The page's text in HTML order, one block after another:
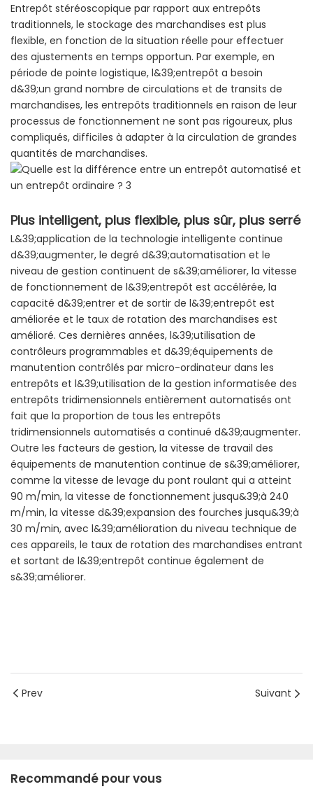
Entrepôt stéréoscopique par rapport aux entrepôts
traditionnels, le stockage des marchandises est plus
flexible, en fonction de la situation réelle pour effectuer
des ajustements en temps opportun. Par exemple, en
période de pointe logistique, l&39;entrepôt a besoin
d&39;un grand nombre de circulations et de transits de
marchandises, les entrepôts traditionnels en raison de leur
processus de fonctionnement ne sont pas rigoureux, plus
compliqués, difficiles à adapter à la circulation de grandes
quantités de marchandises.
Plus intelligent, plus flexible, plus sûr, plus serré
L&39;application de la technologie intelligente continue
d&39;augmenter, le degré d&39;automatisation et le
niveau de gestion continuent de s&39;améliorer, la vitesse
de fonctionnement de l&39;entrepôt est accélérée, la
capacité d&39;entrer et de sortir de l&39;entrepôt est
améliorée et le taux de rotation des marchandises est
amélioré. Ces dernières années, l&39;utilisation de
contrôleurs programmables et d&39;équipements de
manutention contrôlés par micro-ordinateur dans les
entrepôts et l&39;utilisation de la gestion informatisée des
entrepôts tridimensionnels entièrement automatisés ont
fait que la proportion de tous les entrepôts
tridimensionnels automatisés a continué d&39;augmenter.
Outre les facteurs de gestion, la vitesse de travail des
équipements de manutention continue de s&39;améliorer,
comme la vitesse de levage du pont roulant qui a atteint
90 m/min, la vitesse de fonctionnement jusqu&39;à 240
m/min, la vitesse d&39;expansion des fourches jusqu&39;à
30 m/min, avec l&39;amélioration du niveau technique de
ces appareils, le taux de rotation des marchandises entrant
et sortant de l&39;entrepôt continue également de
s&39;améliorer.
Prev Suivant
Recommandé pour vous